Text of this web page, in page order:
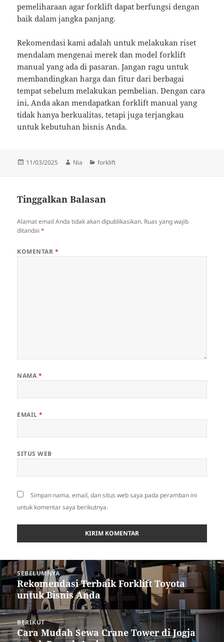
pemeliharaan agar forklift dapat berfungsi dengan
baik dalam jangka panjang.
Rekomendasi kami adalah untuk melakukan riset
mendalam mengenai merek dan model forklift
manual yang ada di pasaran. Jangan ragu untuk
membandingkan harga dan fitur dari berbagai
tempat sebelum melakukan pembelian. Dengan cara
ini, Anda akan mendapatkan forklift manual yang
tidak hanya berkualitas, tetapi juga terjangkau
untuk kebutuhan bisnis Anda.
Diposkan
11/03/2025 Penulis
Nia Kategori
forklift
Tinggalkan Balasan
Alamat email Anda tidak akan dipublikasikan. Ruas yang wajib
ditandai*
KOMENTAR *
NAMA *
EMAIL*
SITUS WEB
Simpan nama, email, dan situs web saya pada peramban ini
untuk komentar saya berikutnya.
Navigasi
pos SEBELUMNYA
Pos
sebelumnya:
Rekomendasi Terbaik Forklift Toyota
untuk Bisnis Anda
BERIKUT
Pos
Cara Mudah Sewa Crane Tower di Jogja